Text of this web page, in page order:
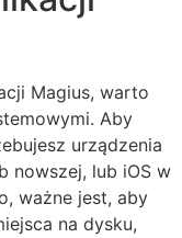
Magius, warto
Aby
urządzenia
nowszej, lub iOS w
ważne jest, aby
na dysku,